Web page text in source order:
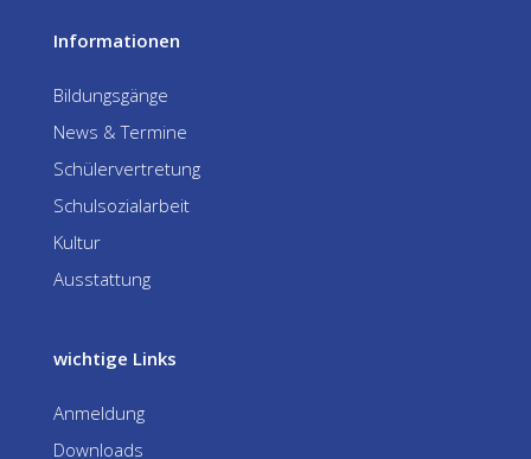
Informationen
Bildungsgänge
News & Termine
Schülervertretung
Schulsozialarbeit
Kultur
Ausstattung
wichtige Links
Anmeldung
Downloads